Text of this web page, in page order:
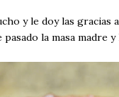
y le doy las gracias a
pasado la masa madre